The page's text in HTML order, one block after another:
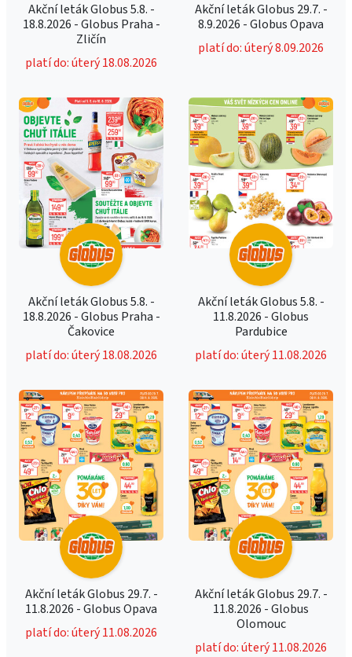
Akční leták Globus 5.8. -
18.8.2026 - Globus Praha -
Zličín
platí do: úterý 18.08.2026
Akční leták Globus 29.7. -
8.9.2026 - Globus Opava
platí do: úterý 8.09.2026
Akční leták Globus 5.8. -
18.8.2026 - Globus Praha -
Čakovice
platí do: úterý 18.08.2026
Akční leták Globus 5.8. -
11.8.2026 - Globus
Pardubice
platí do: úterý 11.08.2026
Akční leták Globus 29.7. -
11.8.2026 - Globus Opava
platí do: úterý 11.08.2026
Akční leták Globus 29.7. -
11.8.2026 - Globus
Olomouc
platí do: úterý 11.08.2026